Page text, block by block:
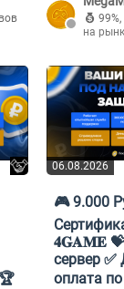
99%,
на
06.08.2026
🎮 9.000
𝟒𝐆𝐀𝐌𝐄
сервер ✅
оплата